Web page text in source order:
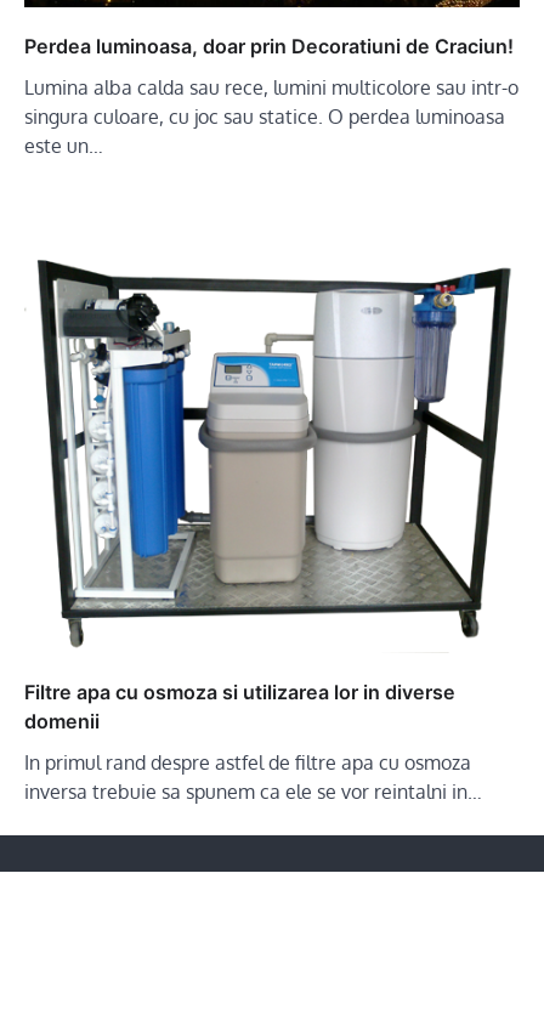
Perdea luminoasa, doar prin Decoratiuni de Craciun!
Lumina alba calda sau rece, lumini multicolore sau intr-o
singura culoare, cu joc sau statice. O perdea luminoasa
este un…
Filtre apa cu osmoza si utilizarea lor in diverse
domenii
In primul rand despre astfel de filtre apa cu osmoza
inversa trebuie sa spunem ca ele se vor reintalni in…